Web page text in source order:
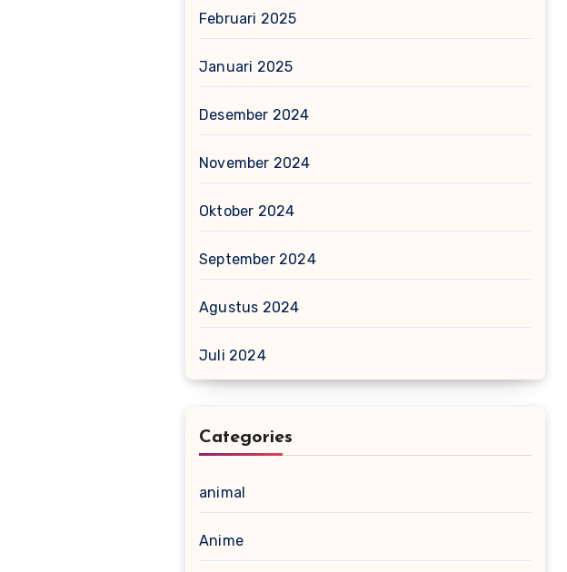
Februari 2025
Januari 2025
Desember 2024
November 2024
Oktober 2024
September 2024
Agustus 2024
Juli 2024
Categories
animal
Anime